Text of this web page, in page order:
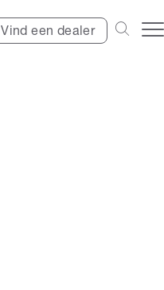
Vind een dealer